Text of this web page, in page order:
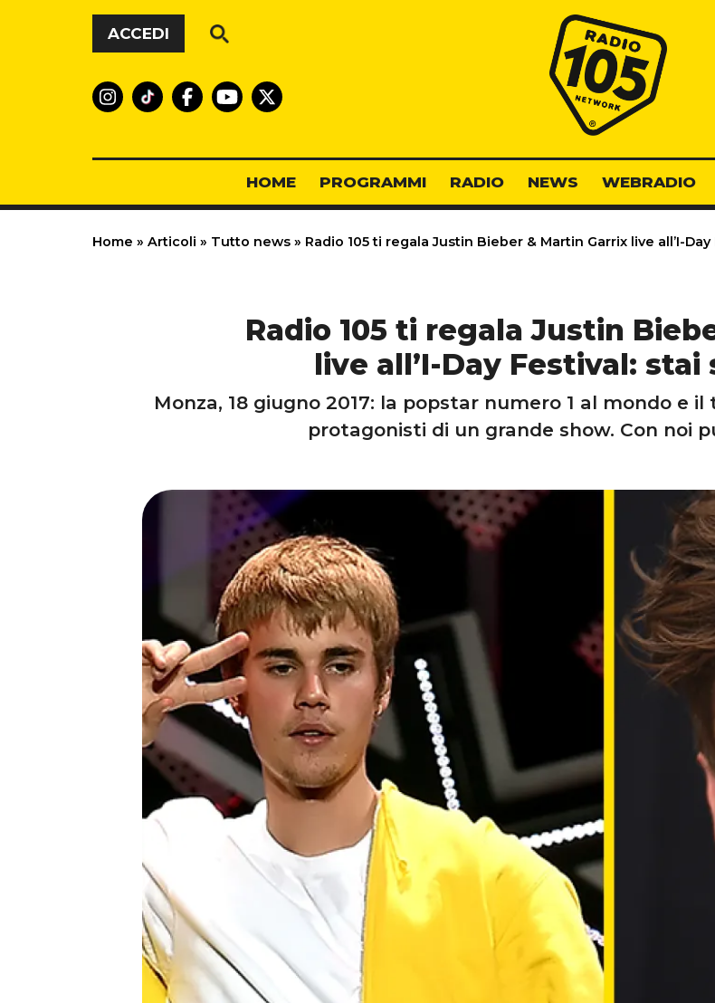
Vai al contenuto
ACCEDI
Radio 105
HOME PROGRAMMI RADIO NEWS WEBRADIO
Home » Articoli » Tutto news » Radio 105 ti regala Justin Bieber & Martin Garrix live all’I-
Radio 105 ti regala Justin
live all’I-Day Festival:
Monza, 18 giugno 2017: la popstar numero 1 al mondo e
protagonisti di un grande show. Con noi